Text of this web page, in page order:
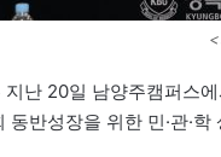
난 20일 남양주캠퍼스
반성장을 위한 민·관·